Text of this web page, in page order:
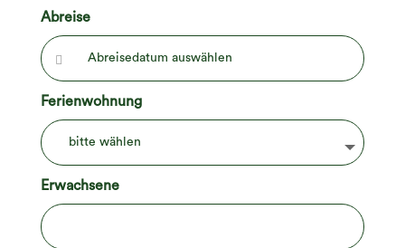
Abreise
Ferienwohnung
Erwachsene